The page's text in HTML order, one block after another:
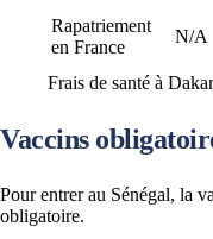
Rapatriement
en France
N/A
Frais de santé à
Vaccins
Pour entrer au Sénégal, la
obligatoire.